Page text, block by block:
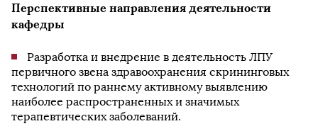
Перспективные направления деятельности
кафедры
Разработка и внедрение в деятельность ЛПУ
первичного звена здравоохранения скрининговых
технологий по раннему активному выявлению
наиболее распространенных и значимых
терапевтических заболеваний.